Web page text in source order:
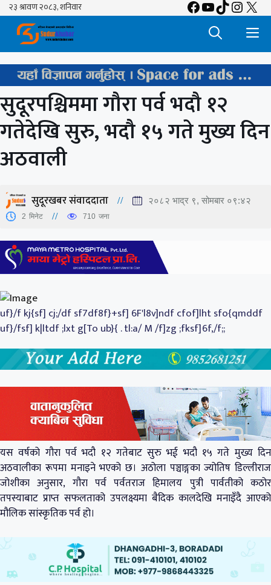
Skip
content
Facebook
YouTube
TikTok
X
सुदूरपश्चिममा गौरा पर्व भदौ १२
गतेदेखि सुरु, भदौ १५ गते मुख्य दिन
अठवाली
सुदूरखबर संवाददाता २०८२ भाद्र ९, सोमबार ०९:४२
2 मिनेट 710 जना
uf}/f kj{sf] cj;/df sf7df8f}+sf] 6F'l8v]ndf cfof]lht sfo{qmddf
uf}/fsf] k|ltdf ;lxt g[To ub}{ . tl:a/ M /f]zg ;fksf]6f,/f;;
यस वर्षको गौरा पर्व भदौ १२ गतेबाट सुरु भई भदौ १५ गते मुख्य दिन
अठवालीका रूपमा मनाइने भएको छ। अठोला पञ्चाङ्गका ज्योतिष डिल्लीराज
जोशीका अनुसार, गौरा पर्व पर्वतराज हिमालय पुत्री पार्वतीको कठोर
तपस्याबाट प्राप्त सफलताको उपलक्ष्यमा बैदिक कालदेखि मनाइँदै आएको
मौलिक सांस्कृतिक पर्व हो।